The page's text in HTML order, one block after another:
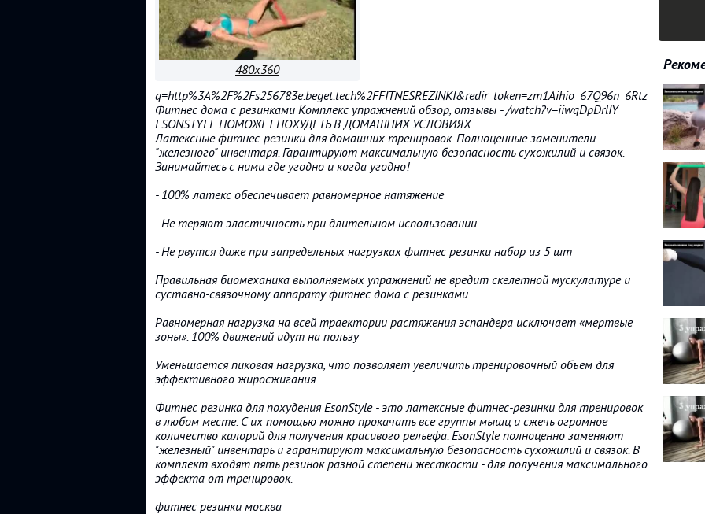
480x360
Фитнес дома с резинками Комплекс упражнений обзор, отзывы - /watch?v=iiwqDpDrlIY
ESONSTYLE ПОМОЖЕТ ПОХУДЕТЬ В ДОМАШНИХ УСЛОВИЯХ
Латексные фитнес-резинки для домашних тренировок. Полноценные заменители
"железного" инвентаря. Гарантируют максимальную безопасность сухожилий и связок.
Занимайтесь с ними где угодно и когда угодно!
- 100% латекс обеспечивает равномерное натяжение
- Не теряют эластичность при длительном использовании
- Не рвутся даже при запредельных нагрузках фитнес резинки набор из 5 шт
Правильная биомеханика выполняемых упражнений не вредит скелетной мускулатуре и
суставно-связочному аппарату фитнес дома с резинками
Равномерная нагрузка на всей траектории растяжения эспандера исключает «мертвые
зоны». 100% движений идут на пользу
Уменьшается пиковая нагрузка, что позволяет увеличить тренировочный объем для
эффективного жиросжигания
Фитнес резинка для похудения EsonStyle - это латексные фитнес-резинки для тренировок
в любом месте. С их помощью можно прокачать все группы мышц и сжечь огромное
количество калорий для получения красивого рельефа. EsonStyle полноценно заменяют
"железный" инвентарь и гарантируют максимальную безопасность сухожилий и связок. В
комплект входят пять резинок разной степени жесткости - для получения максимального
эффекта от тренировок.
фитнес резинки москва